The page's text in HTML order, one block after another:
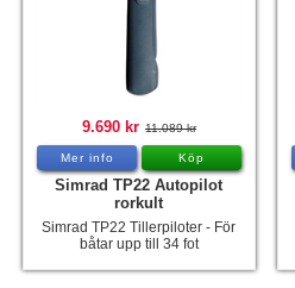
9.690 kr 11.089 kr
Mer info Köp
Simrad TP22 Autopilot
rorkult
Simrad TP22 Tillerpiloter - För
båtar upp till 34 fot